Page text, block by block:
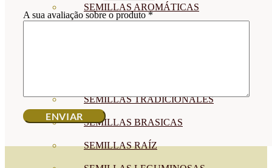
SEMILLAS AROMÁTICAS
SEMILLAS TRADICIONALES
SEMILLAS BRASICAS
SEMILLAS RAÍZ
A sua avaliação sobre o produto*